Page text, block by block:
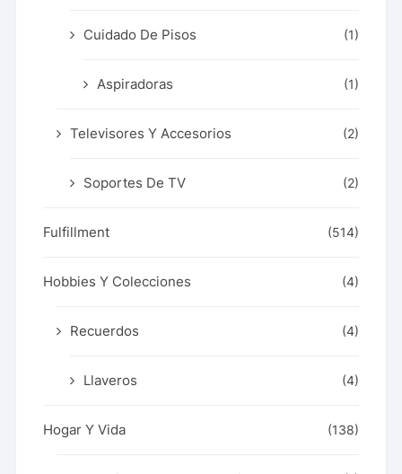
Cuidado De Pisos (1)
Aspiradoras (1)
Televisores Y Accesorios (2)
Soportes De TV (2)
Fulfillment (514)
Hobbies Y Colecciones (4)
Recuerdos (4)
Llaveros (4)
Hogar Y Vida (138)